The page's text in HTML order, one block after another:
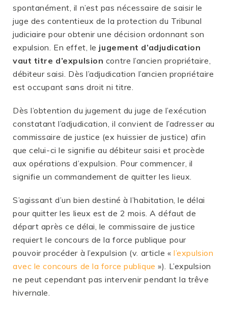
spontanément, il n’est pas nécessaire de saisir le
juge des contentieux de la protection du Tribunal
judiciaire pour obtenir une décision ordonnant son
expulsion. En effet, le jugement d’adjudication
vaut titre d’expulsion contre l’ancien propriétaire,
débiteur saisi. Dès l’adjudication l’ancien propriétaire
est occupant sans droit ni titre.
Dès l’obtention du jugement du juge de l’exécution
constatant l’adjudication, il convient de l’adresser au
commissaire de justice (ex huissier de justice) afin
que celui-ci le signifie au débiteur saisi et procède
aux opérations d’expulsion. Pour commencer, il
signifie un commandement de quitter les lieux.
S’agissant d’un bien destiné à l’habitation, le délai
pour quitter les lieux est de 2 mois. A défaut de
départ après ce délai, le commissaire de justice
requiert le concours de la force publique pour
pouvoir procéder à l’expulsion (v. article «l’expulsion
avec le concours de la force publique »). L’expulsion
ne peut cependant pas intervenir pendant la trêve
hivernale.